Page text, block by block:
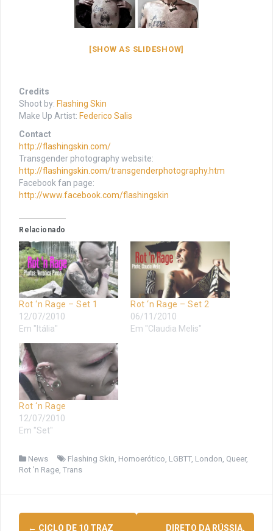
[SHOW AS SLIDESHOW]
Credits
Shoot by: Flashing Skin
Make Up Artist: Federico Salis
Contact
http://flashingskin.com/
Transgender photography website:
http://flashingskin.com/transgenderphotography.htm
Facebook fan page:
http://www.facebook.com/flashingskin
Relacionado
Rot ‘n Rage – Set 1
12/07/2010
Em "Itália"
Rot ‘n Rage – Set 2
06/11/2010
Em "Claudia Melis"
Rot ‘n Rage
12/07/2010
Em "Set"
News Flashing Skin, Homoerótico, LGBTT, London, Queer,
Rot 'n Rage, Trans
Navegação
← CICLO DE 10 TRAZ
DIRETO DA RÚSSIA,